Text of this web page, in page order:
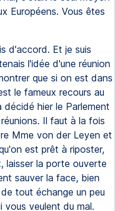
Européens. Vous êtes
d'accord. Et je suis
l'idée d'une réunion
que si on est dans
le fameux recours au
hier le Parlement
Il faut à la fois
Mme von der Leyen et
est prêt à riposter,
laisser la porte ouverte
sauver la face, bien
tout échange un peu
vous veulent du mal.